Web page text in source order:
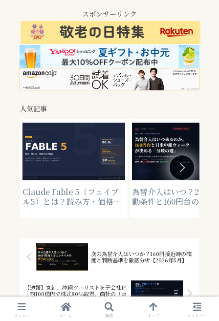
スポンサーリンク
人気記事
Claude Fable 5（フェイブ
ル5）とは？読み方・価格・
月最新版】
為替介入はいつ？2回目
動条件と160円台の攻防
次の為替介入はいつか？160円接近時の確
度と判断基準を徹底分析【2026年5月】
【速報】丸紅、沖縄ツーリストを子会社化
｜約100億円で株式80%取得、商社の「コ
メニュー ホーム 検索 トップ サイドバー